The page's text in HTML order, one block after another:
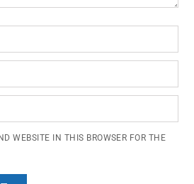
WEBSITE IN THIS BROWSER FOR THE